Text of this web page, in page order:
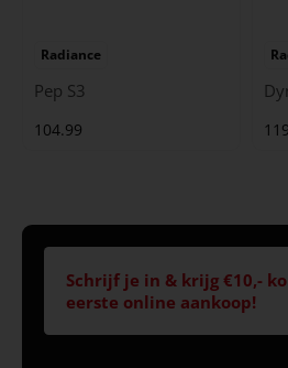
Radiance
Pep S3
104.99
Schrijf je in & krijg €10,-
eerste online aankoop!